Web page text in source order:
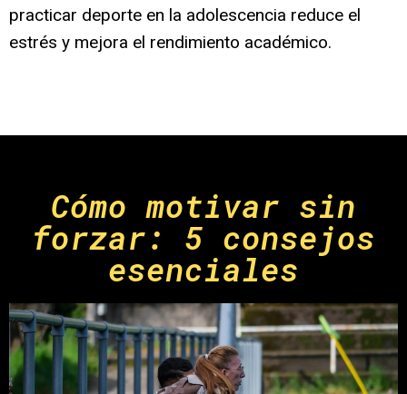
practicar deporte en la adolescencia reduce el
estrés y mejora el rendimiento académico.
Cómo motivar sin
forzar: 5 consejos
esenciales